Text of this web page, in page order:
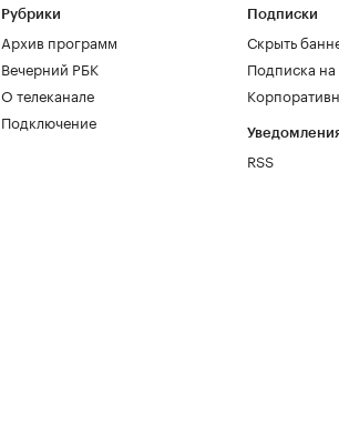
Рубрики
Архив программ
Вечерний РБК
О телеканале
Подключение
Подписки
Скрыть
Подписка
RSS